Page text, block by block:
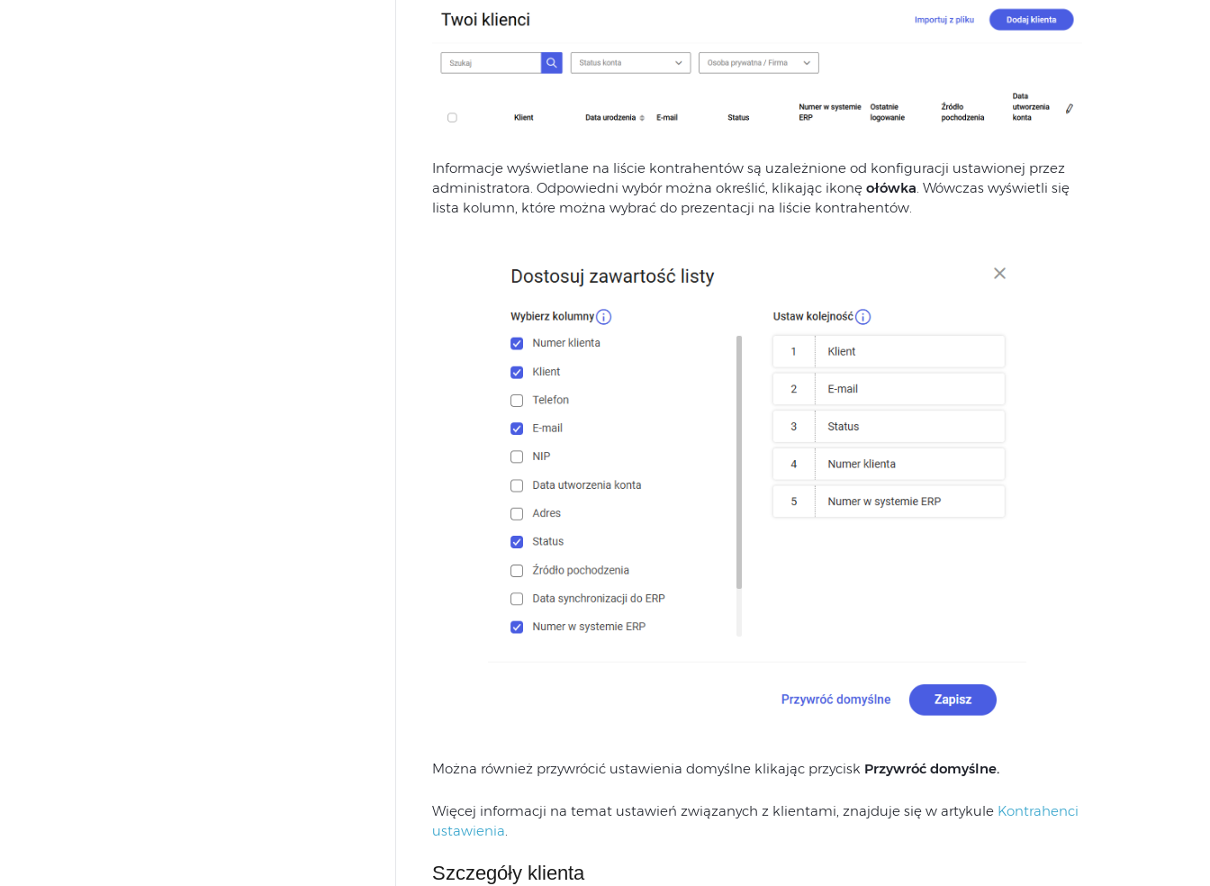
Informacje wyświetlane na liście kontrahentów są uzależnione od konfiguracji ustawionej przez
administratora. Odpowiedni wybór można określić, klikając ikonę ołówka. Wówczas wyświetli się
lista kolumn, które można wybrać do prezentacji na liście kontrahentów.
Można również przywrócić ustawienia domyślne klikając przycisk Przywróć domyślne.
Więcej informacji na temat ustawień związanych z klientami, znajduje się w artykule Kontrahenci
ustawienia.
Szczegóły klienta